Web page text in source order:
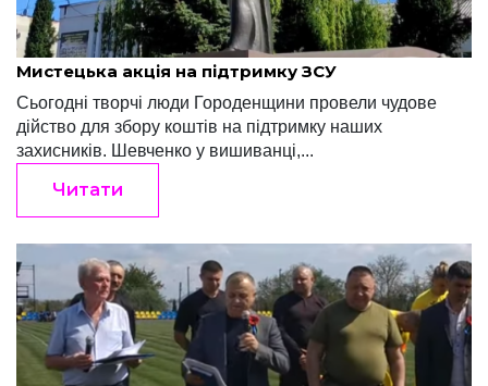
Редакція "Край" Травень 19, 2022
Мистецька акція на підтримку ЗСУ
Сьогодні творчі люди Городенщини провели чудове
дійство для збору коштів на підтримку наших
захисників. Шевченко у вишиванці,...
Читати